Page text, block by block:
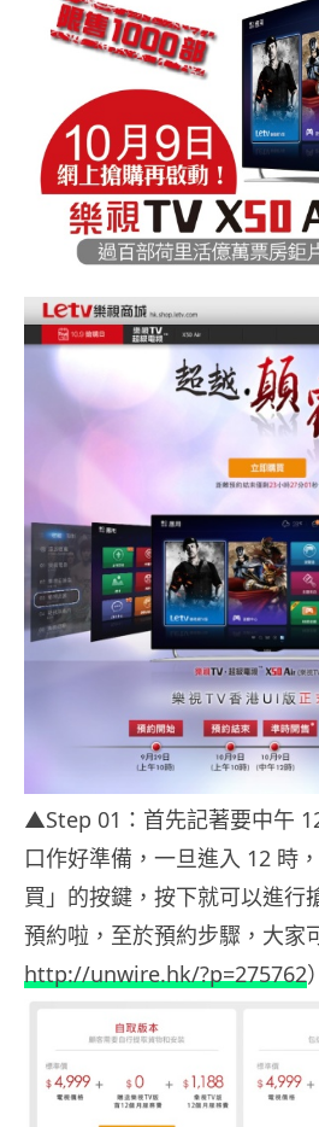
▲Step 01：首先記著要中午
口作好準備，一旦進入 12 時
買」的按鍵，按下就可以進行
預約啦，至於預約步驟，大家
http://unwire.hk/?p=275762）